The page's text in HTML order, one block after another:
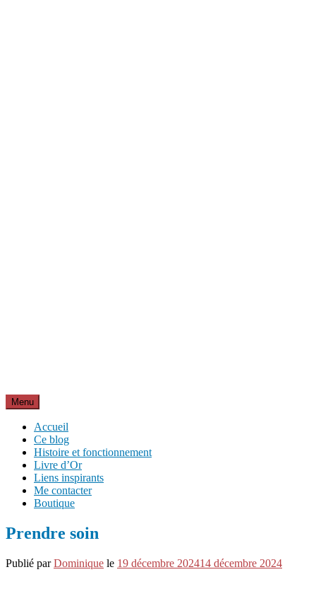
Menu
Accueil
Ce blog
Histoire et fonctionnement
Livre d’Or
Liens inspirants
Me contacter
Boutique
Prendre soin
Publié parDominique le 19 décembre 202414 décembre 2024